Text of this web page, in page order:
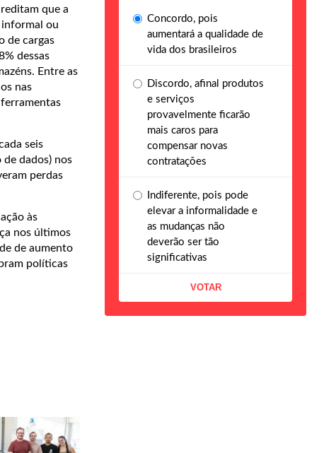
que a
informal ou
de cargas
dessas
Entre as
nas
seis
dados) nos
perdas
às
nos últimos
de aumento
políticas
Concordo, pois
aumentará a qualidade de
vida dos brasileiros
Discordo, afinal produtos
e serviços
provavelmente ficarão
mais caros para
compensar novas
contratações
Indiferente, pois pode
elevar a informalidade e
as mudanças não
deverão ser tão
significativas